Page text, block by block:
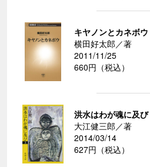
キヤノンとカネボウ
横田好太郎／著
2011/11/25
660円（税込）
洪水はわが魂に及び
大江健三郎／著
2014/03/14
627円（税込）